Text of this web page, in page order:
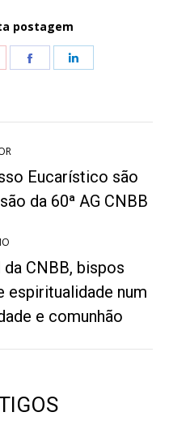
postagem
Share
Share
Eucarístico são
da 60ª AG CNBB
CNBB, bispos
espiritualidade num
e comunhão